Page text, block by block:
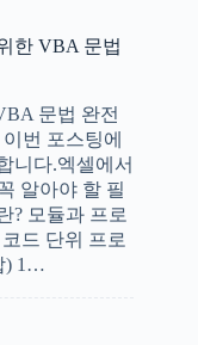
한 VBA 문법
문법 완전
번 포스팅에
니다.엑셀에서
알아야 할 필
? 모듈과 프로
드 단위 프로
) 1…